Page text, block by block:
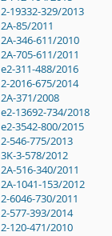
2-19332-329/2013
2A-85/2011
2A-346-611/2010
2A-705-611/2011
e2-311-488/2016
2-2016-675/2014
2A-371/2008
e2-13692-734/2018
e2-3542-800/2015
2-546-775/2013
3K-3-578/2012
2A-516-340/2011
2A-1041-153/2012
2-6046-730/2011
2-577-393/2014
2-120-471/2010